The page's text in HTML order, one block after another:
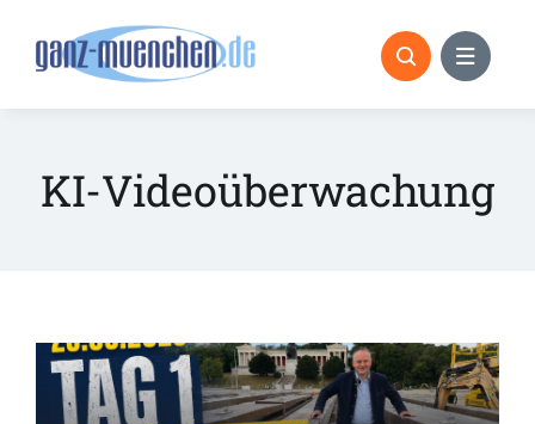
KI-Videoüberwachung